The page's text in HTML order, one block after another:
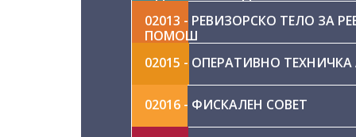
02013 - РЕВИЗОРСКО ТЕЛО ЗА
ПОМОШ
02015 - ОПЕРАТИВНО ТЕХНИЧКА
02016 - ФИСКАЛЕН СОВЕТ